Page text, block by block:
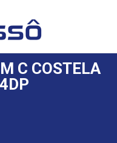
C COSTELA